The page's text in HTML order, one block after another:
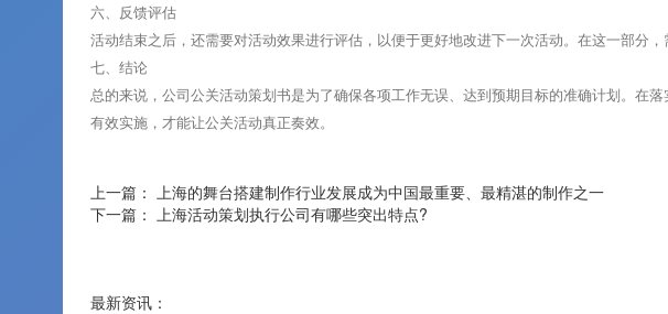
六、反馈评估
活动结束之后，还需要对活动效果进行评估，以便于更好地改进下一次活动。在这一部分
七、结论
总的来说，公司公关活动策划书是为了确保各项工作无误、达到预期目标的准确计划。在
有效实施，才能让公关活动真正奏效。
上一篇：
上海的舞台搭建制作行业发展成为中国最重要、最精湛的制作之一
下一篇：
上海活动策划执行公司有哪些突出特点?
最新资讯：